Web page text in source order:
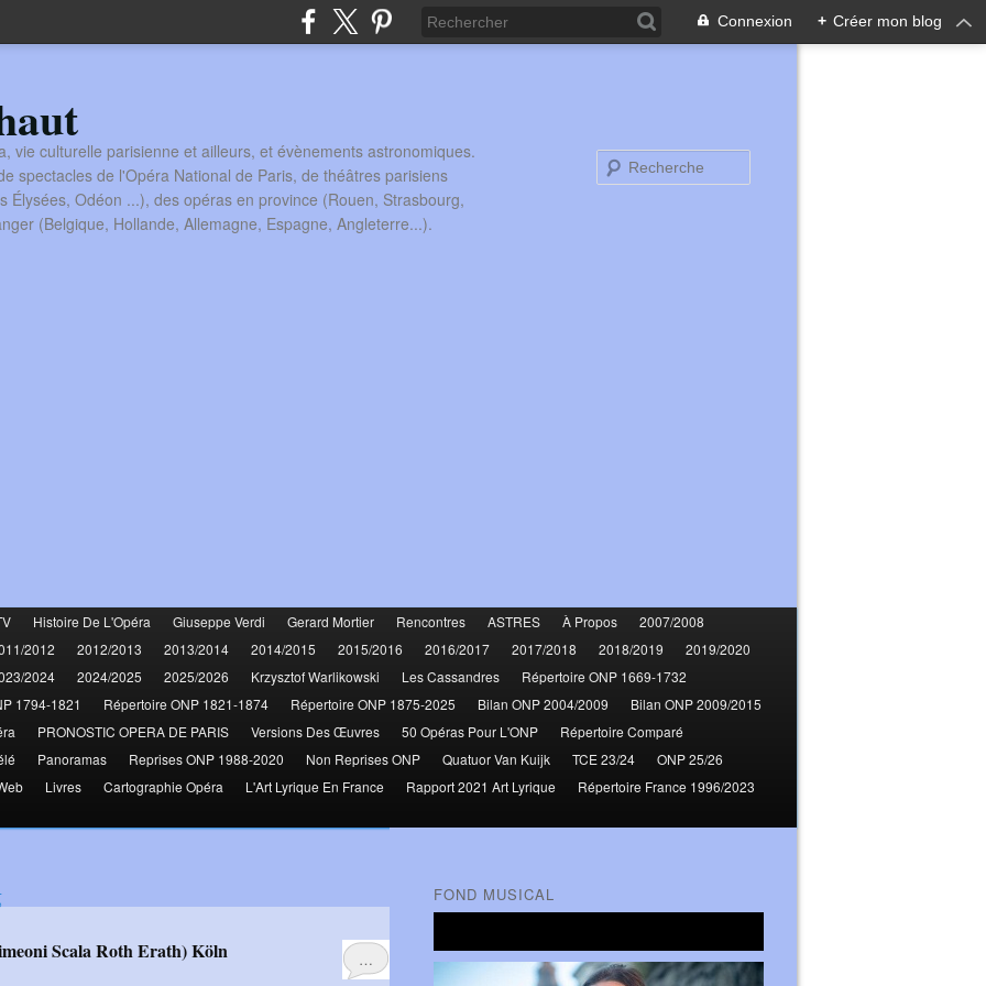
Connexion + Créer mon blog
vie culturelle parisienne et ailleurs, et évènements astronomiques.
spectacles de l'Opéra National de Paris, de théâtres parisiens
Élysées, Odéon ...), des opéras en province (Rouen, Strasbourg,
(Belgique, Hollande, Allemagne, Espagne, Angleterre...).
Histoire De L'Opéra Giuseppe Verdi Gerard Mortier Rencontres ASTRES À Propos
2007/2008
2012
2012/2013 2013/2014 2014/2015 2015/2016 2016/2017 2017/2018 2018/2019
2019/2020
2024
2024/2025 2025/2026 Krzysztof Warlikowski Les Cassandres
Répertoire ONP 1669-1732
1794-1821
Répertoire ONP 1821-1874 Répertoire ONP 1875-2025 Bilan ONP 2004/2009
Bilan ONP 2009/2015
PRONOSTIC OPERA DE PARIS Versions Des Œuvres 50 Opéras Pour L'ONP
Répertoire Comparé
Panoramas Reprises ONP 1988-2020 Non Reprises ONP Quatuor Van Kuijk TCE 23/24
ONP 25/26
Livres Cartographie Opéra L'Art Lyrique En France Rapport 2021 Art Lyrique Répertoire France 1996/2023
…
Scala Roth Erath) Köln
FOND MUSICAL